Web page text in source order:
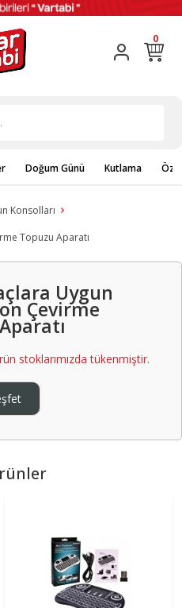
0
Doğum Günü Kutlama
Konsolları
Topuzu Aparatı
Uygun
Çevirme
stoklarımızda tükenmiştir.